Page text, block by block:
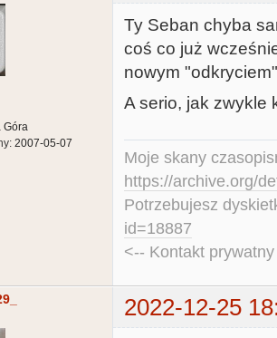
Góra
2007-05-07
Ty Seban chyba
coś co już
nowym
A serio, jak zwykle
Moje skany
https://archive.org/
Potrzebujesz
id=18887
<-- Kontakt
2022-12-25